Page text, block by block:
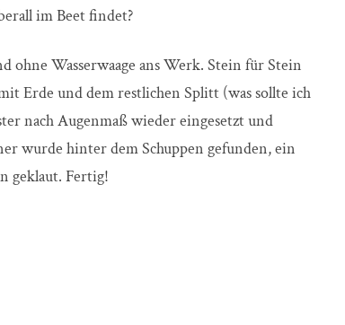
im Beet findet?
Wasserwaage ans Werk. Stein für Stein
Erde und dem restlichen Splitt (was sollte ich
nach Augenmaß wieder eingesetzt und
wurde hinter dem Schuppen gefunden, ein
geklaut. Fertig!